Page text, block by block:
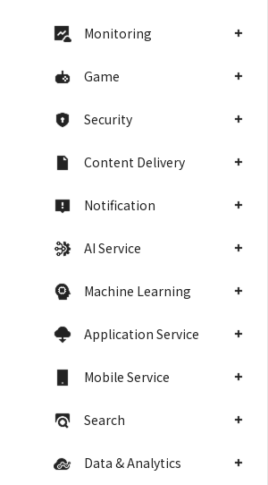
Monitoring
Game
Security
Content Delivery
Notification
AI Service
Machine Learning
Application Service
Mobile Service
Search
Data & Analytics